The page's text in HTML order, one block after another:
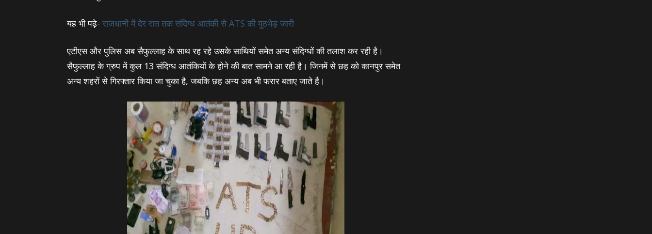
यह भी पढ़े- राजधानी में देर रात तक संदिग्ध आतंकी से ATS की मुठभेड़ जारी
एटीएस और पुलिस अब सैफुल्‍लाह के साथ रह रहे उसके साथियों समेत अन्‍य संदिग्‍धों की तलाश कर रही है।
सैफुल्‍लाह के ग्रुप में कुल 13 संदिग्‍ध आतंकियों के होने की बात सामने आ रही है। जिनमें से छह को कानपुर समेत
अन्‍य शहरों से गिरफ्तार किया जा चुका है, जबकि छह अन्‍य अब भी फरार बताए जाते है।